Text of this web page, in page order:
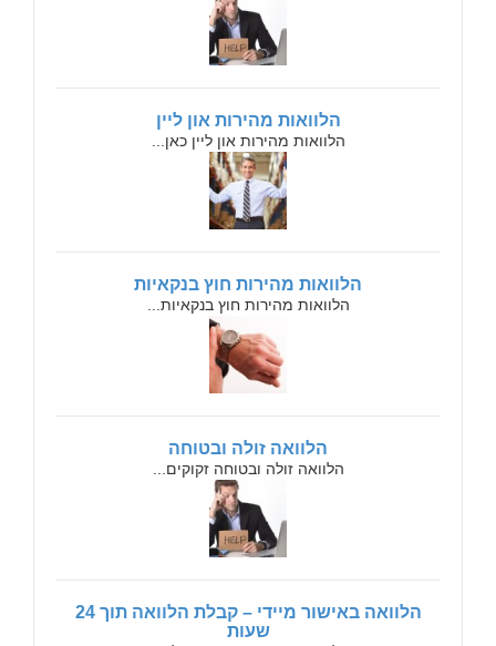
הלוואות מהירות און ליין
הלוואות מהירות און ליין כאן...
הלוואות מהירות חוץ בנקאיות
הלוואות מהירות חוץ בנקאיות...
הלוואה זולה ובטוחה
הלוואה זולה ובטוחה זקוקים...
הלוואה באישור מיידי – קבלת הלוואה תוך 24
שעות